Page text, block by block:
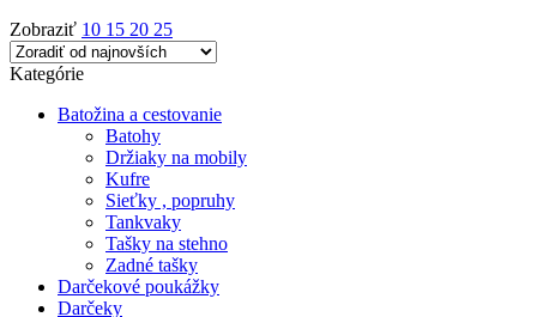
Zobraziť 10 15 20 25
Kategórie
Batožina a cestovanie
Batohy
Držiaky na mobily
Kufre
Sieťky , popruhy
Tankvaky
Tašky na stehno
Zadné tašky
Darčekové poukážky
Darčeky